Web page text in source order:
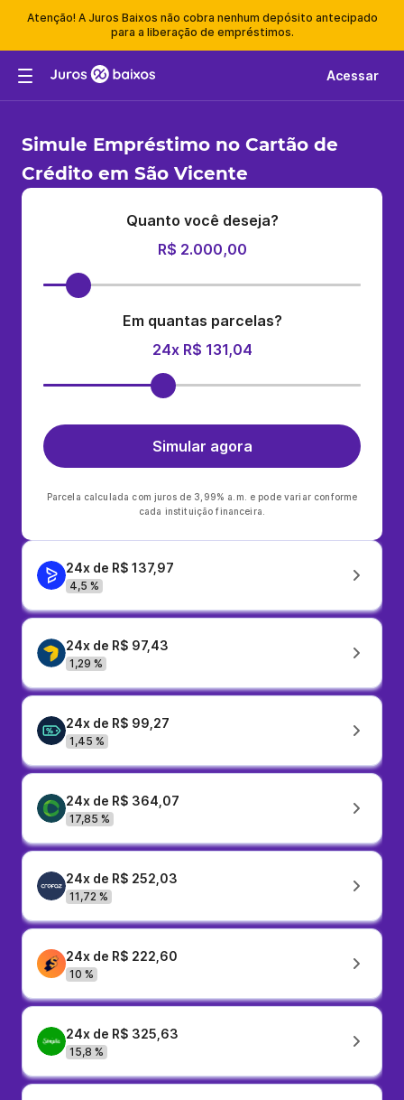
Atenção! A Juros Baixos não cobra nenhum depósito antecipado
para a liberação de empréstimos.
Acessar
Simule Empréstimo no Cartão de
Crédito em São Vicente
Quanto você deseja?
R$ 2.000,00
Em quantas parcelas?
24x R$ 131,04
Simular agora
Parcela calculada com juros de 3,99% a.m. e pode variar conforme
cada instituição financeira.
24x de R$ 137,97
4,5 %
24x de R$ 97,43
1,29 %
24x de R$ 99,27
1,45 %
24x de R$ 364,07
17,85 %
24x de R$ 252,03
11,72 %
24x de R$ 222,60
10 %
24x de R$ 325,63
15,8 %